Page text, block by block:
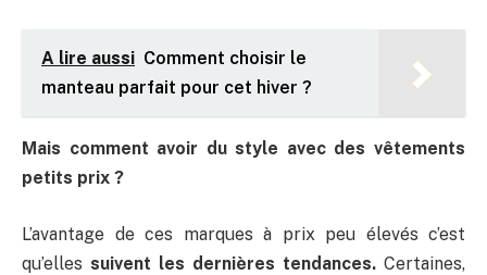
A lire aussi Comment choisir le
manteau parfait pour cet hiver ?
Mais comment avoir du style avec des vêtements
petits prix ?
L’avantage de ces marques à prix peu élevés c’est
qu’elles suivent les dernières tendances. Certaines,